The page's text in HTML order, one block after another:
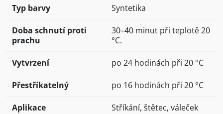
Typ barvy Syntetika
Doba schnutí proti
prachu
30–40 minut při teplotě 20
°C.
Vytvrzení po 24 hodinách při 20 °C
Přestříkatelný po 16 hodinách při 20 °C
Aplikace Stříkání, štětec, váleček